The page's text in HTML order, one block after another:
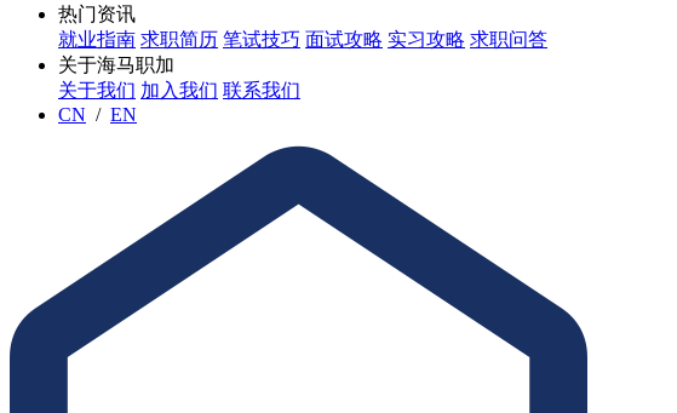
热门资讯
就业指南 求职简历 笔试技巧 面试攻略 实习攻略 求职问答
关于海马职加
关于我们 加入我们 联系我们
CN / EN